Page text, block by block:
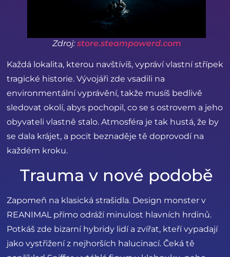
Zdroj:store.steampowerd.com
Každá lokalita, kterou navštívíš, vypráví vlastní střípek
tragické historie. Vývojáři zde vsadili na
environmentální vyprávění, takže musíš bedlivě
sledovat okolí, abys pochopil, co se s ostrovem a jeho
obyvateli vlastně stalo. Atmosféra je tak hustá, že by
se dala krájet, a pocit beznaděje tě doprovodí na
každém kroku.
Trauma v nové podobě
Zapomeň na klasická strašidla. Design monster v
REANIMAL přímo odráží minulost hlavních hrdinů.
Potkáš zde bizarní hybridy lidí a zvířat, kteří vypadají
jako vystřižení z nejhorších halucinací. Čeká tě